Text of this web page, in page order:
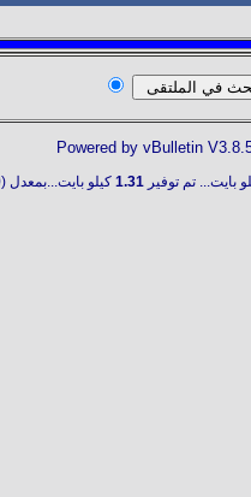
Powered by vBulletin
بايت... تم توفير 1.31 كيلو بايت...بمعدل (3.10%)]